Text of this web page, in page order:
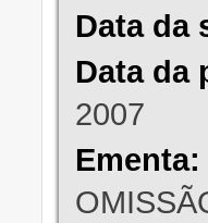
Data da
Data da
2007
Ementa: